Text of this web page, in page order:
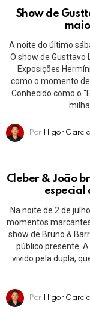
Show de
A noite do último
O show de Gusttavo
Exposições
como o momento
Conhecido como o
Por Higor Garcia
Cleber & João
especial
Na noite de 2 de
momentos
show de Bruno &
público presente.
vivido pela dupla,
Por Higor Garcia